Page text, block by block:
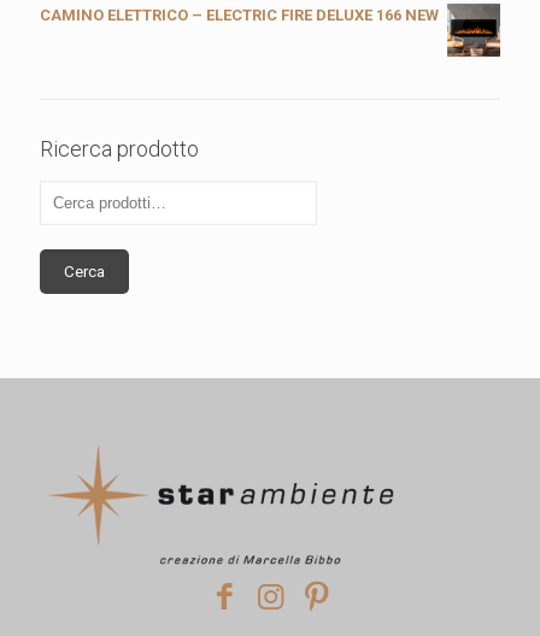
CAMINO ELETTRICO – ELECTRIC FIRE DELUXE 166 NEW
Ricerca prodotto
Cerca